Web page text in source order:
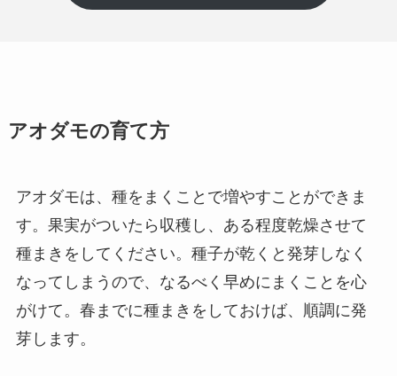
アオダモの育て方
アオダモは、種をまくことで増やすことができま
す。果実がついたら収穫し、ある程度乾燥させて
種まきをしてください。種子が乾くと発芽しなく
なってしまうので、なるべく早めにまくことを心
がけて。春までに種まきをしておけば、順調に発
芽します。